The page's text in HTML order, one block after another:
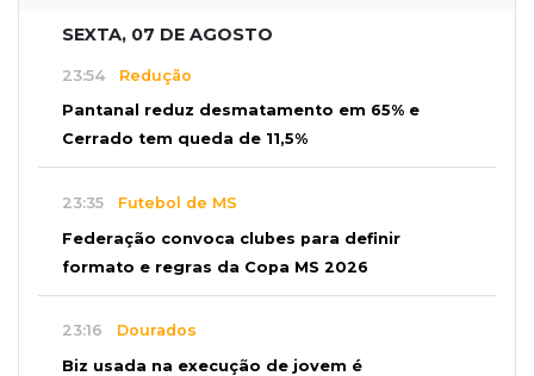
SEXTA, 07 DE AGOSTO
23:54 Redução
Pantanal reduz desmatamento em 65% e
Cerrado tem queda de 11,5%
23:35 Futebol de MS
Federação convoca clubes para definir
formato e regras da Copa MS 2026
23:16 Dourados
Biz usada na execução de jovem é